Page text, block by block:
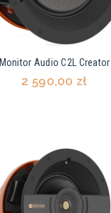
Monitor Audio C2L Creator
2 590,00 zł